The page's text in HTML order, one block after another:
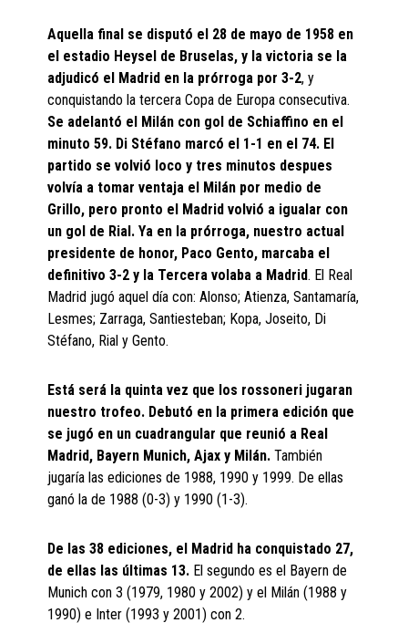
Aquella final se disputó el 28 de mayo de 1958 en
el estadio Heysel de Bruselas, y la victoria se la
adjudicó el Madrid en la prórroga por 3-2, y
conquistando la tercera Copa de Europa consecutiva.
Se adelantó el Milán con gol de Schiaffino en el
minuto 59. Di Stéfano marcó el 1-1 en el 74. El
partido se volvió loco y tres minutos despues
volvía a tomar ventaja el Milán por medio de
Grillo, pero pronto el Madrid volvió a igualar con
un gol de Rial. Ya en la prórroga, nuestro actual
presidente de honor, Paco Gento, marcaba el
definitivo 3-2 y la Tercera volaba a Madrid. El Real
Madrid jugó aquel día con: Alonso; Atienza, Santamaría,
Lesmes; Zarraga, Santiesteban; Kopa, Joseito, Di
Stéfano, Rial y Gento.
Está será la quinta vez que los rossoneri jugaran
nuestro trofeo. Debutó en la primera edición que
se jugó en un cuadrangular que reunió a Real
Madrid, Bayern Munich, Ajax y Milán. También
jugaría las ediciones de 1988, 1990 y 1999. De ellas
ganó la de 1988 (0-3) y 1990 (1-3).
De las 38 ediciones, el Madrid ha conquistado 27,
de ellas las últimas 13. El segundo es el Bayern de
Munich con 3 (1979, 1980 y 2002) y el Milán (1988 y
1990) e Inter (1993 y 2001) con 2.